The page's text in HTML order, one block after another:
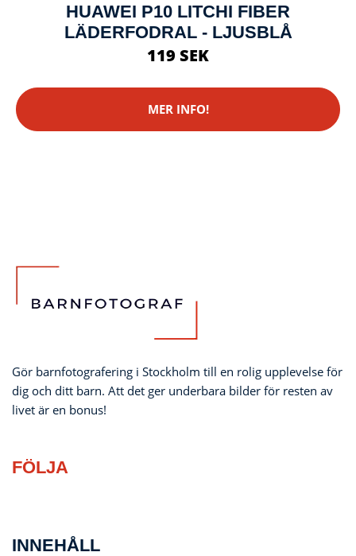
HUAWEI P10 LITCHI FIBER
LÄDERFODRAL - LJUSBLÅ
119 SEK
MER INFO!
Gör barnfotografering i Stockholm till en rolig upplevelse för
dig och ditt barn. Att det ger underbara bilder för resten av
livet är en bonus!
FÖLJA
INNEHÅLL